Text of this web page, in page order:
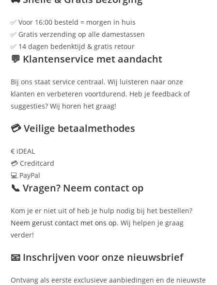
✅ Voor 16:00 besteld = morgen in huis
✅ Gratis verzending op alle damestassen
✅ 14 dagen bedenktijd & gratis retour
💬 Klantenservice met aandacht
Bij ons staat service centraal. Wij luisteren naar onze
klanten en verbeteren voortdurend. Heb je feedback of
suggesties? Wij horen het graag!
💳 Veilige betaalmethodes
€ iDEAL
💳 Creditcard
💻 PayPal
📞 Vragen? Neem contact op
Kom je er niet uit of heb je hulp nodig bij het bestellen?
Neem gerust contact met ons op. Wij helpen je graag
verder!
📧 Inschrijven voor onze nieuwsbrief
Ontvang als eerste exclusieve aanbiedingen en de nieuwste